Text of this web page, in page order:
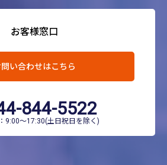
お客様窓口
問い合わせはこちら
844-5522
9:00～17:30(土日祝日を除く)